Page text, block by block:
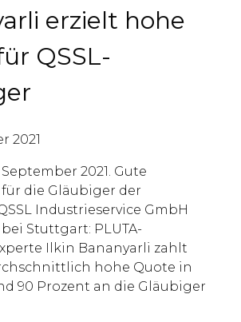
erzielt hohe
QSSL-
2021
2021. Gute
die Gläubiger der
Industrieservice GmbH
Stuttgart: PLUTA-
Ilkin Bananyarli zahlt
hohe Quote in
90 Prozent an die Gläubiger